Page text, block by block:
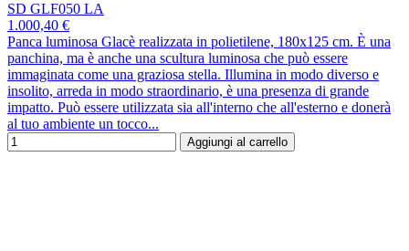
SD GLF050 LA
1.000,40 €
Panca luminosa Glacè realizzata in polietilene, 180x125 cm. È una
panchina, ma è anche una scultura luminosa che può essere
immaginata come una graziosa stella. Illumina in modo diverso e
insolito, arreda in modo straordinario, è una presenza di grande
impatto. Può essere utilizzata sia all'interno che all'esterno e donerà
al tuo ambiente un tocco...
Aggiungi al carrello